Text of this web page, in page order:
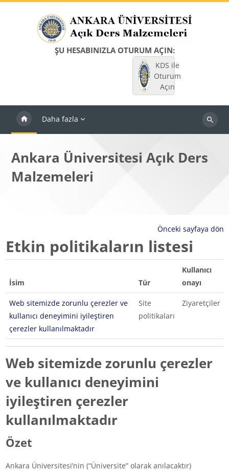
ŞU HESABINIZLA OTURUM AÇIN:
KDS ile
Oturum
Açın
Daha fazla
Dersleri
Ankara Üniversitesi Açık Ders
Malzemeleri
Önceki sayfaya dön
Etkin politikaların listesi
İsim Tür
Kullanıcı
onayı
Web sitemizde zorunlu çerezler ve
kullanıcı deneyimini iyileştiren
çerezler kullanılmaktadır
Site
politikaları
Ziyaretçiler
Web sitemizde zorunlu çerezler
ve kullanıcı deneyimini
iyileştiren çerezler
kullanılmaktadır
Özet
Ankara Üniversitesi’nin (“Üniversite” olarak anılacaktır)